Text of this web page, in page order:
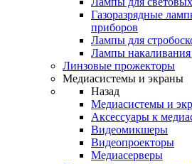
Газоразрядные
приборов
Лампы для
Лампы накаливания
Линзовые прожекторы
Медиасистемы и экраны
Назад
Медиасистемы и
Аксессуары к
Видеомикшеры
Видеопроекторы
Медиасерверы